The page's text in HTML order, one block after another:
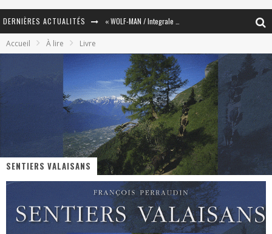
DERNIÈRES ACTUALITÉS
« Mon Village Révolté » - Combattre un Projet !
« Le Béton et le Bambou / Propositions pour Mayotte et le Monde. » - Améliorations !
Star Fox
PsyRiver 2026 : la magie revient sur les rives de l’Aar
« MOFUSAND / Parler Japonais » – Des Expressions Pratiques !
« Dr Wertham / L’homme qui étudia les tueurs en série » - Un Métier à Risque !
Assassin's Creed Black Flag Resynced
Accueil À lire Livre
SENTIERS VALAISANS